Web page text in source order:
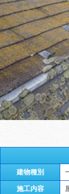
建物種別
施工内容